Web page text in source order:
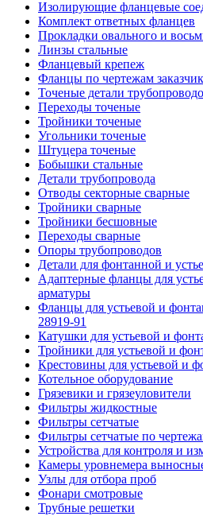
Изолирующие фланцевые
Комплект ответных фланцев
Прокладки овального и
Линзы стальные
Фланцевый крепеж
Фланцы по чертежам
Точеные детали
Переходы точеные
Тройники точеные
Угольники точеные
Штуцера точеные
Бобышки стальные
Детали трубопровода
Отводы секторные сварные
Тройники сварные
Тройники бесшовные
Переходы сварные
Опоры трубопроводов
Детали для фонтанной и
Адаптерные фланцы для
арматуры
Фланцы для устьевой и
28919-91
Катушки для устьевой и
Тройники для устьевой и
Крестовины для устьевой и
Котельное оборудование
Грязевики и грязеуловители
Фильтры жидкостные
Фильтры сетчатые
Фильтры сетчатые по
Устройства для контроля и
Камеры уровнемера
Узлы для отбора проб
Фонари смотровые
Трубные решетки